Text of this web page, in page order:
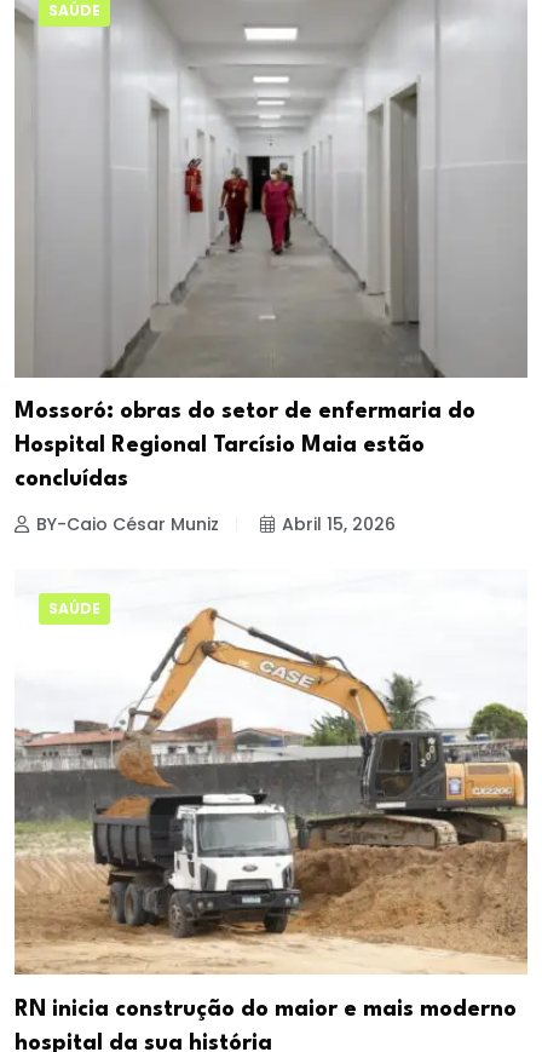
SAÚDE
Mossoró: obras do setor de enfermaria do
Hospital Regional Tarcísio Maia estão
concluídas
BY-Caio César Muniz Abril 15, 2026
SAÚDE
RN inicia construção do maior e mais moderno
hospital da sua história